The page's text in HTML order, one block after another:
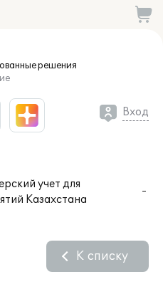
решения
Вход
учет для
Казахстана
К списку